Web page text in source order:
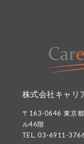
株式会社キャリ
〒163-0646 東京
ル46階
TEL. 03-6911-